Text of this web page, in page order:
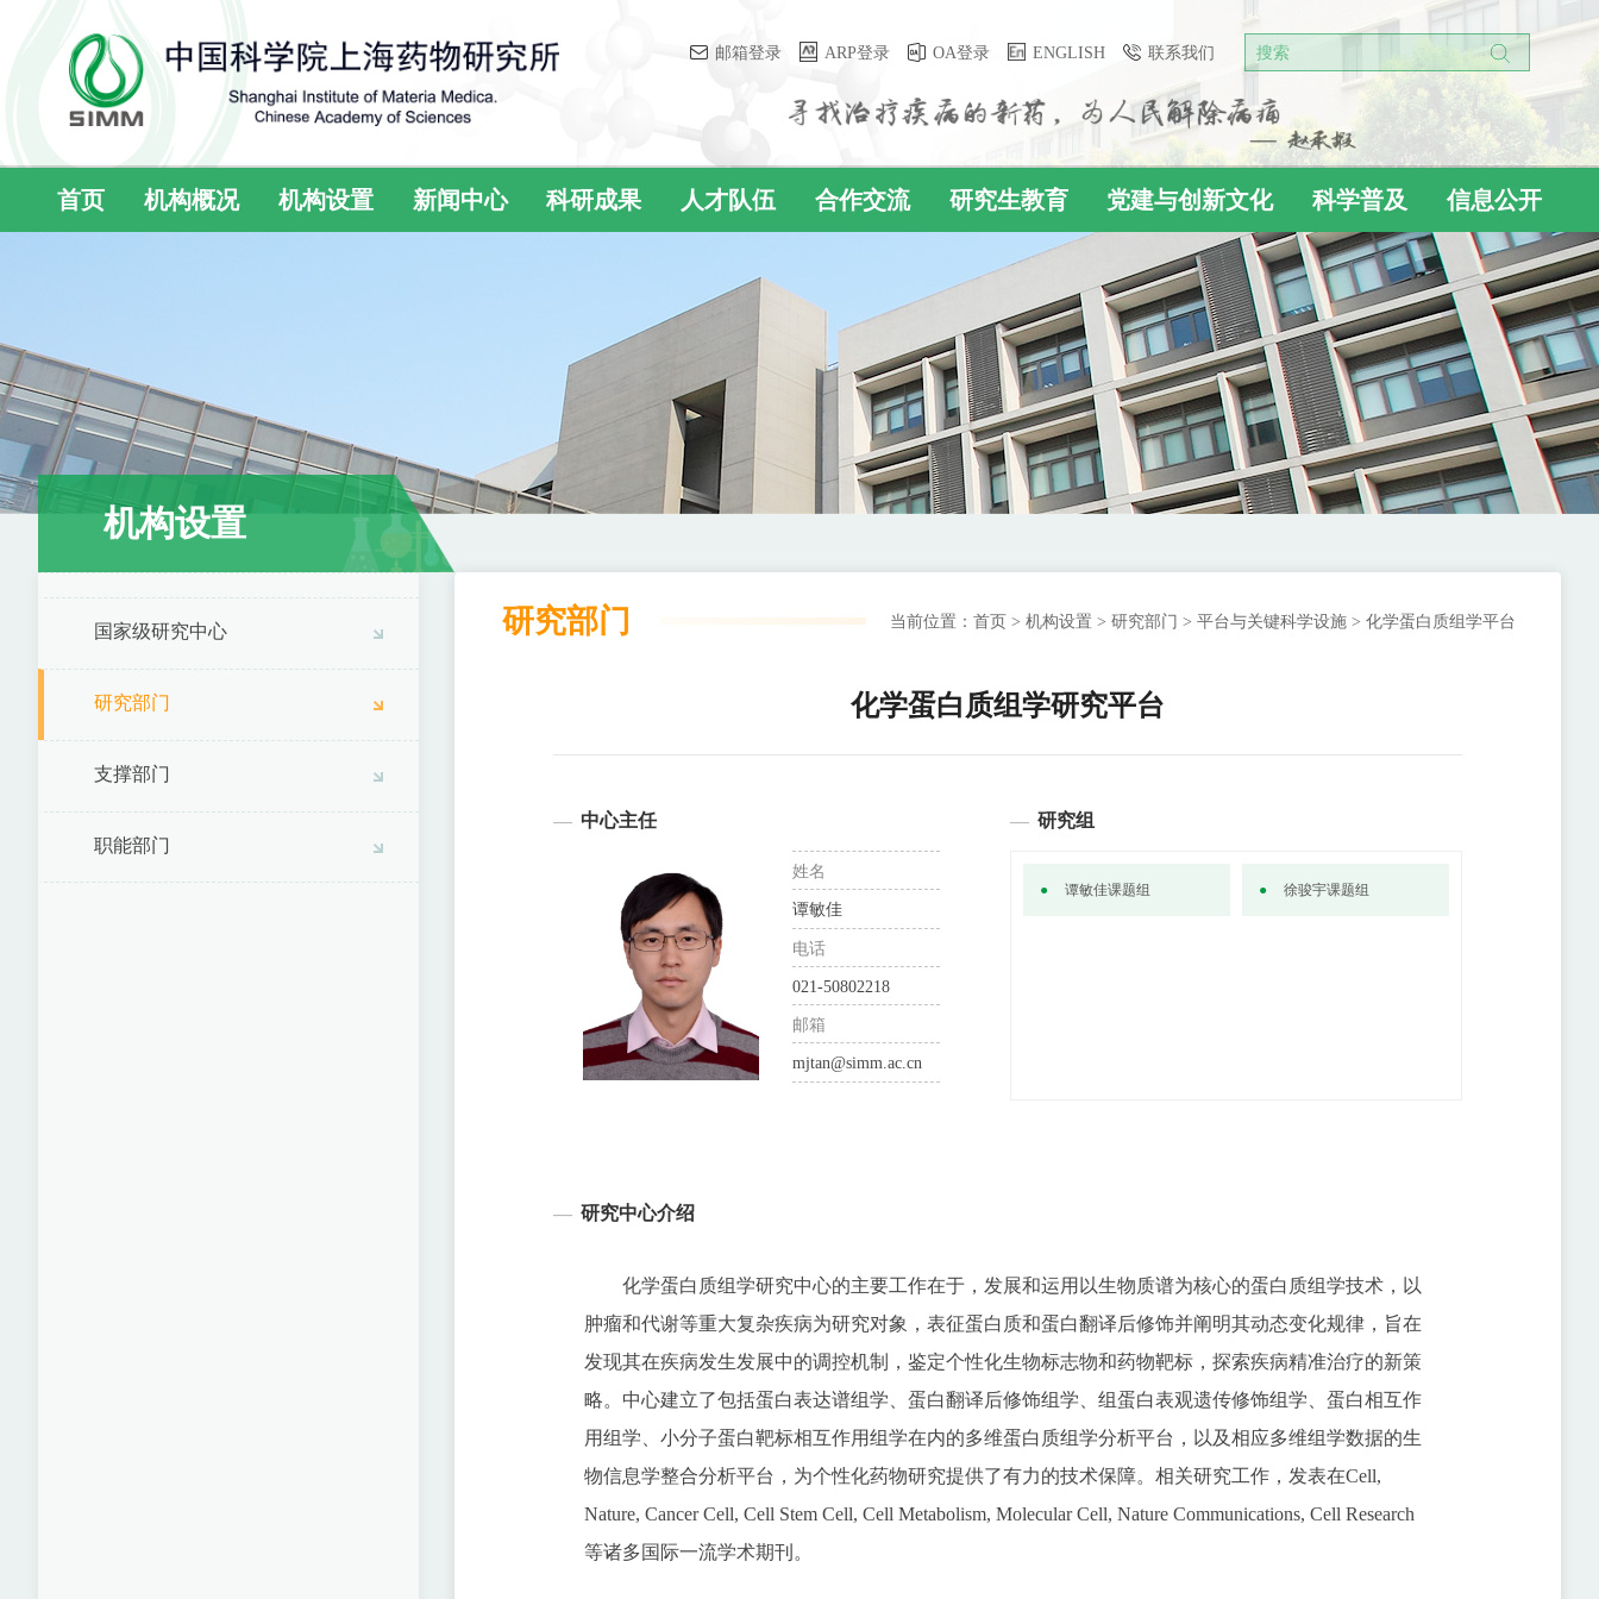
邮箱登录 ARP登录 OA登录 ENGLISH 联系我们 搜索
首页 机构概况 机构设置 新闻中心 科研成果 人才队伍 合作交流 研究生教育 党建与创新文化 科学普及 信息公开
机构设置
国家级研究中心
研究部门
支撑部门
职能部门
研究部门 当前位置： 首页 > 机构设置 > 研究部门 > 平台与关键科学设施 > 化学蛋白质组学平台
化学蛋白质组学研究平台
中心主任
姓名
谭敏佳
电话
021-50802218
邮箱
mjtan@simm.ac.cn
研究组
谭敏佳课题组 徐骏宇课题组
研究中心介绍
化学蛋白质组学研究中心的主要工作在于 ， 发展和运用以生物质谱为核心的蛋白质组学技术，以
肿瘤和代谢等重大复杂疾病为研究对象，表征蛋白质和蛋白翻译后修饰并阐明其动态变化规律，旨在
发现其在疾病发生发展中的调控机制，鉴定个性化生物标志物和药物靶标，探索疾病精准治疗的新策
略。中心建立了包括蛋白表达谱组学、蛋白翻译后修饰组学、组蛋白表观遗传修饰组学、蛋白相互作
用组学、小分子蛋白靶标相互作用组学在内的多维蛋白质组学分析平台，以及相应多维组学数据的生
物信息学整合分析平台，为个性化药物研究提供了有力的技术保障。相关研究工作，发表在Cell,
Nature, Cancer Cell, Cell Stem Cell, Cell Metabolism, Molecular Cell, Nature Communications, Cell Research
等诸多国际一流学术期刊。